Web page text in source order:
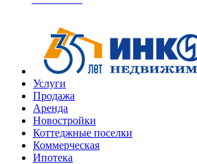
Услуги
Продажа
Аренда
Новостройки
Коттеджные поселки
Коммерческая
Ипотека